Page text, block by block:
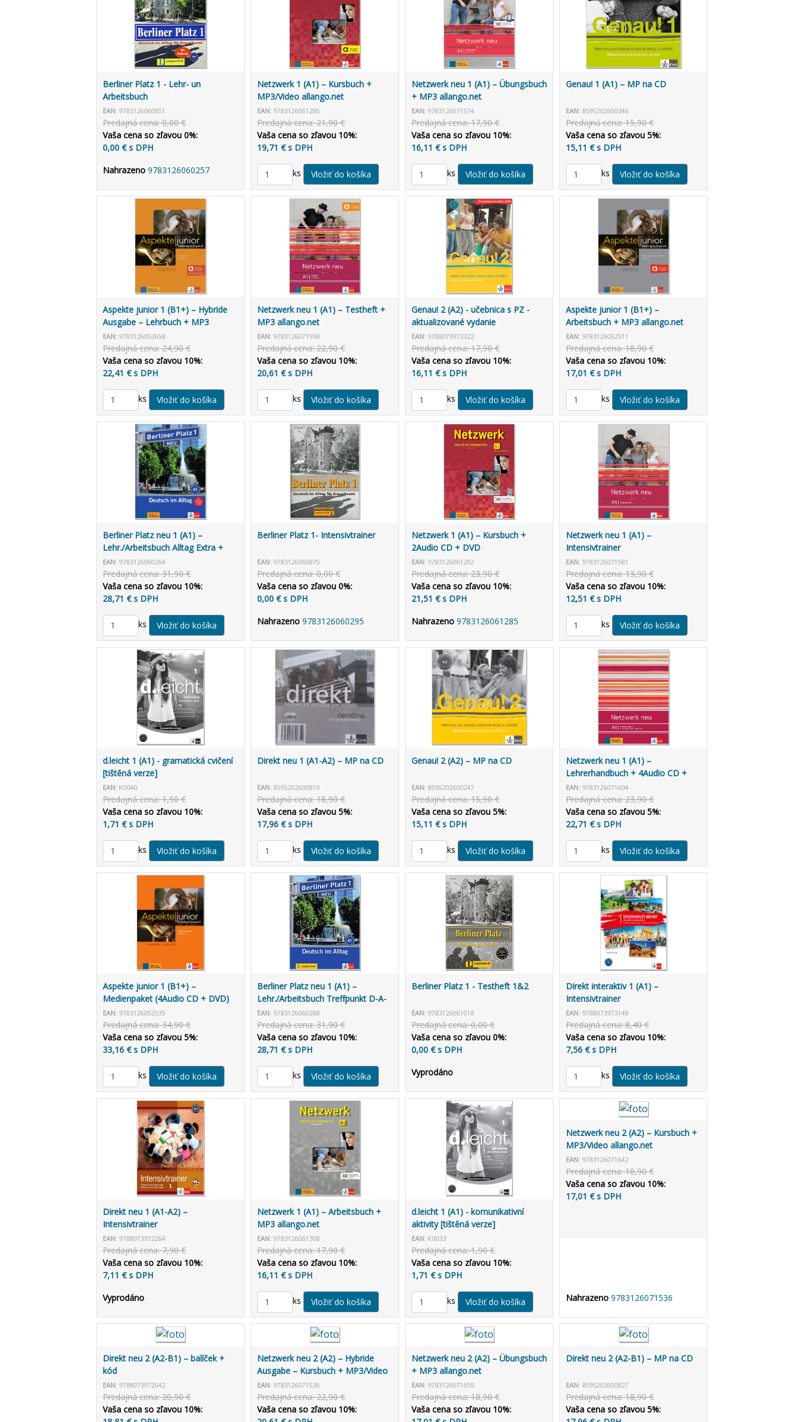
Berliner Platz 1 - Lehr- un
Arbeitsbuch
EAN: 9783126060851
Predajná cena: 0,00 €
Vaša cena so zľavou 0%:
0,00 € s DPH
Nahrazeno 9783126060257
Netzwerk 1 (A1) – Kursbuch +
MP3/Video allango.net
EAN: 9783126061285
Predajná cena: 21,90 €
Vaša cena so zľavou 10%:
19,71 € s DPH
ks
Netzwerk neu 1 (A1) – Übungsbuch
+ MP3 allango.net
EAN: 9783126071574
Predajná cena: 17,90 €
Vaša cena so zľavou 10%:
16,11 € s DPH
ks
Genau! 1 (A1) – MP na CD
EAN: 8595202600346
Predajná cena: 15,90 €
Vaša cena so zľavou 5%:
15,11 € s DPH
ks
Aspekte junior 1 (B1+) – Hybride
Ausgabe – Lehrbuch + MP3
allango.net + Lizenz (24 Monate)
EAN: 9783126052658
Predajná cena: 24,90 €
Vaša cena so zľavou 10%:
22,41 € s DPH
ks
Netzwerk neu 1 (A1) – Testheft +
MP3 allango.net
EAN: 9783126071598
Predajná cena: 22,90 €
Vaša cena so zľavou 10%:
20,61 € s DPH
ks
Genau! 2 (A2) - učebnica s PZ -
aktualizované vydanie
EAN: 9788073973322
Predajná cena: 17,90 €
Vaša cena so zľavou 10%:
16,11 € s DPH
ks
Aspekte junior 1 (B1+) –
Arbeitsbuch + MP3 allango.net
EAN: 9783126052511
Predajná cena: 18,90 €
Vaša cena so zľavou 10%:
17,01 € s DPH
ks
Berliner Platz neu 1 (A1) –
Lehr./Arbeitsbuch Alltag Extra +
MP3 allango.net
EAN: 9783126060264
Predajná cena: 31,90 €
Vaša cena so zľavou 10%:
28,71 € s DPH
ks
Berliner Platz 1- Intensivtrainer
EAN: 9783126060875
Predajná cena: 0,00 €
Vaša cena so zľavou 0%:
0,00 € s DPH
Nahrazeno 9783126060295
Netzwerk 1 (A1) – Kursbuch +
2Audio CD + DVD
EAN: 9783126061292
Predajná cena: 23,90 €
Vaša cena so zľavou 10%:
21,51 € s DPH
Nahrazeno 9783126061285
Netzwerk neu 1 (A1) –
Intensivtrainer
EAN: 9783126071581
Predajná cena: 13,90 €
Vaša cena so zľavou 10%:
12,51 € s DPH
ks
d.leicht 1 (A1) - gramatická cvičení
[tištěná verze]
EAN: K0040
Predajná cena: 1,90 €
Vaša cena so zľavou 10%:
1,71 € s DPH
ks
Direkt neu 1 (A1-A2) – MP na CD
EAN: 8595202600810
Predajná cena: 18,90 €
Vaša cena so zľavou 5%:
17,96 € s DPH
ks
Genau! 2 (A2) – MP na CD
EAN: 8595202600247
Predajná cena: 15,90 €
Vaša cena so zľavou 5%:
15,11 € s DPH
ks
Netzwerk neu 1 (A1) –
Lehrerhandbuch + 4Audio CD +
DVD-Video
EAN: 9783126071604
Predajná cena: 23,90 €
Vaša cena so zľavou 5%:
22,71 € s DPH
ks
Aspekte junior 1 (B1+) –
Medienpaket (4Audio CD + DVD)
EAN: 9783126052535
Predajná cena: 34,90 €
Vaša cena so zľavou 5%:
33,16 € s DPH
ks
Berliner Platz neu 1 (A1) –
Lehr./Arbeitsbuch Treffpunkt D-A-
CH + MP3 allango.net
EAN: 9783126060288
Predajná cena: 31,90 €
Vaša cena so zľavou 10%:
28,71 € s DPH
ks
Berliner Platz 1 - Testheft 1&2
EAN: 9783126061018
Predajná cena: 0,00 €
Vaša cena so zľavou 0%:
0,00 € s DPH
Vyprodáno
Direkt interaktiv 1 (A1) –
Intensivtrainer
EAN: 9788073973148
Predajná cena: 8,40 €
Vaša cena so zľavou 10%:
7,56 € s DPH
ks
Direkt neu 1 (A1-A2) –
Intensivtrainer
EAN: 9788073972264
Predajná cena: 7,90 €
Vaša cena so zľavou 10%:
7,11 € s DPH
Vyprodáno
Netzwerk 1 (A1) – Arbeitsbuch +
MP3 allango.net
EAN: 9783126061308
Predajná cena: 17,90 €
Vaša cena so zľavou 10%:
16,11 € s DPH
ks
d.leicht 1 (A1) - komunikativní
aktivity [tištěná verze]
EAN: K0033
Predajná cena: 1,90 €
Vaša cena so zľavou 10%:
1,71 € s DPH
ks
Netzwerk neu 2 (A2) – Kursbuch +
MP3/Video allango.net
EAN: 9783126071642
Predajná cena: 18,90 €
Vaša cena so zľavou 10%:
17,01 € s DPH
Nahrazeno 9783126071536
Direkt neu 2 (A2-B1) – balíček +
kód
EAN: 9788073972042
Predajná cena: 20,90 €
Vaša cena so zľavou 10%:
Netzwerk neu 2 (A2) – Hybride
Ausgabe – Kursbuch + MP3/Video
allango.net + Lizenz (24 Monate)
EAN: 9783126071536
Predajná cena: 22,90 €
Vaša cena so zľavou 10%:
Netzwerk neu 2 (A2) – Übungsbuch
+ MP3 allango.net
EAN: 9783126071659
Predajná cena: 18,90 €
Vaša cena so zľavou 10%:
Direkt neu 2 (A2-B1) – MP na CD
EAN: 8595202600827
Predajná cena: 18,90 €
Vaša cena so zľavou 5%: